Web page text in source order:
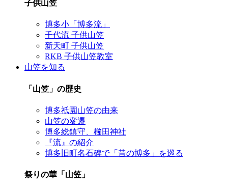
子供山笠
博多小「博多流」
千代流 子供山笠
新天町 子供山笠
RKB 子供山笠教室
山笠を知る
「山笠」の歴史
博多祇園山笠の由来
山笠の変遷
博多総鎮守、櫛田神社
『流』の紹介
博多旧町名石碑で「昔の博多」を巡る
祭りの華「山笠」